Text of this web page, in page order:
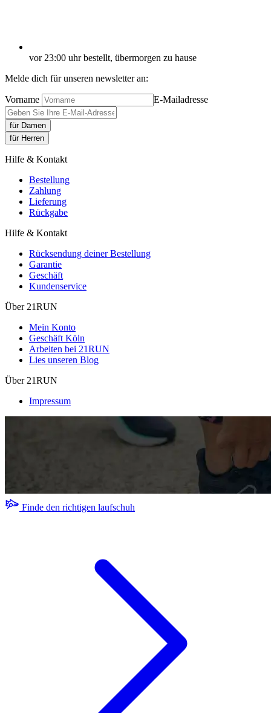
vor 23:00 uhr bestellt, übermorgen zu hause
Melde dich für unseren newsletter an:
Vorname E-Mailadresse
für Damen
für Herren
Hilfe & Kontakt
Bestellung
Zahlung
Lieferung
Rückgabe
Hilfe & Kontakt
Rücksendung deiner Bestellung
Garantie
Geschäft
Kundenservice
Über 21RUN
Mein Konto
Geschäft Köln
Arbeiten bei 21RUN
Lies unseren Blog
Über 21RUN
Impressum
Finde den richtigen laufschuh